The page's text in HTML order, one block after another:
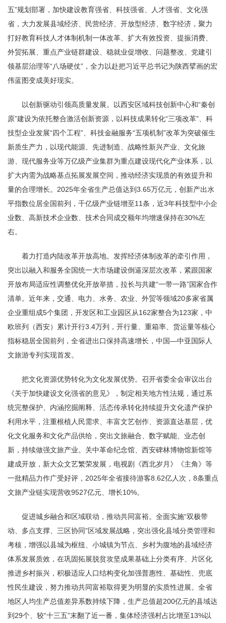
五”规划部署，加快建设教育强省、科技强省、人才强省、文化强
省，大力发展县域经济、民营经济、开放型经济、数字经济，聚力
打好教育科技人才体制机制一体改革、扩大有效投资、提振消费、
外贸拓展、重点产业链群建设、稳就业促增收、问题整改、党建引
领基层治理等“八场硬仗”，全力以赴把习近平总书记为陕西擘画的宏
伟蓝图变成美好现实。
以创新驱动引领高质量发展。以西安区域科技创新中心和“秦创
原”建设为依托整合激活创新资源，以科技成果转化“三项改革”、科
技型企业发展“四个工程”、科技金融服务“五项机制”改革为突破催生
新质生产力，以现代能源、先进制造、战略性新兴产业、文化旅
游、现代服务业等万亿级产业集群为重点建设现代化产业体系，以
扩大内需为战略基点拓展发展空间，推动经济实现质的有效提升和
量的合理增长。2025年全省生产总值达到3.65万亿元，创新产出水
平指数位居全国前列，千亿级产业链增至11条，近3年科技型中小企
业数、高新技术企业数、技术合同成交额年均增速保持在30%左
右。
着力打造内陆改革开放高地。发挥经济体制改革的牵引作用，
突出以融入和服务全国统一大市场建设倒逼深层次改革，紧跟国家
开放布局适应性调整优化开放举措，拉长与共建“一带一路”国家合作
清单。近年来，交通、电力、水务、农业、外贸等领域20多家省属
企业重组成5个集团，开发区和工业园区从162家整合为123家，中
欧班列（西安）累计开行3.4万列，开行量、重箱率、货运量等核心
指标稳居全国前列，全省进出口保持高速增长，中国—中亚国际人
文旅游专列实现首发。
把文化资源优势转化为文化发展优势。召开省委全会审议出台
《关于加快建设文化强省的意见》，制定相关地方性法规，通过系
统完整保护、内涵挖掘阐释、活态传承转化持续提升文化遗产保护
利用水平，注重根植人民需求、丰富文艺创作、资源直达基层，优
化文化服务和文化产品供给，突出文旅融合、数字赋能、业态创
新，持续做强文旅产业。关中革命纪念馆、西安碑林博物馆新馆等
建成开放，新大众文艺繁荣发展，电视剧《西北岁月》《主角》等
一批精品力作广受好评，2025年全省接待游客8.62亿人次，8条重点
文旅产业链实现营收9527亿元、增长10%。
促进城乡融合和区域联动，推动共同富裕。全面实施“双极带
动、多点支撑、三区协同”区域发展战略，突出强化县域分类管理和
考核，增强以县城为枢纽、小城镇为节点、乡村为腹地的县域经济
体系发展质效，在巩固拓展脱贫攻坚成果基础上分类有序、片区化
推进乡村振兴，积极适应人口结构变化加强普惠性、基础性、兜底
性民生建设，努力推动共同富裕取得更为明显的实质性进展。全省
地区人均生产总值差异系数持续下降，生产总值超200亿元的县域达
到29个、较“十三五”末翻了近一番，集体经济强村占比增至13%以